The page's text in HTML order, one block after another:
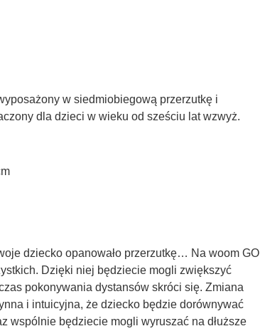
w siedmiobiegową przerzutkę i
dla dzieci w wieku od sześciu lat wzwyż.
dziecko opanowało przerzutkę… Na woom GO
Dzięki niej będziecie mogli zwiększyć
pokonywania dystansów skróci się. Zmiana
i intuicyjna, że dziecko będzie dorównywać
wspólnie będziecie mogli wyruszać na dłuższe